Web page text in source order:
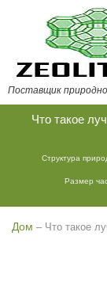
Поставщик
Что такое
Структура
Размер
Дом – Что такое